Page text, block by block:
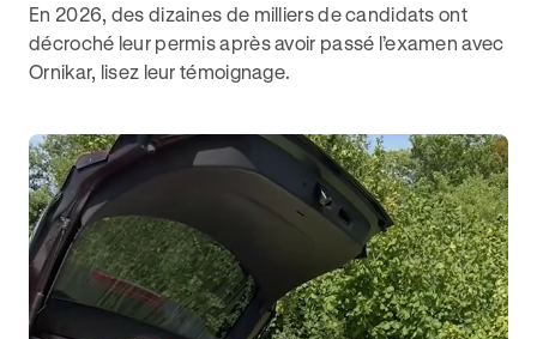
En 2026, des dizaines de milliers de candidats ont
décroché leur permis après avoir passé l’examen avec
Ornikar, lisez leur témoignage.